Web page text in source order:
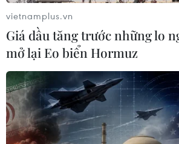
vietnamplus.vn
Giá dầu tăng trước những lo
mở lại Eo biển Hormuz